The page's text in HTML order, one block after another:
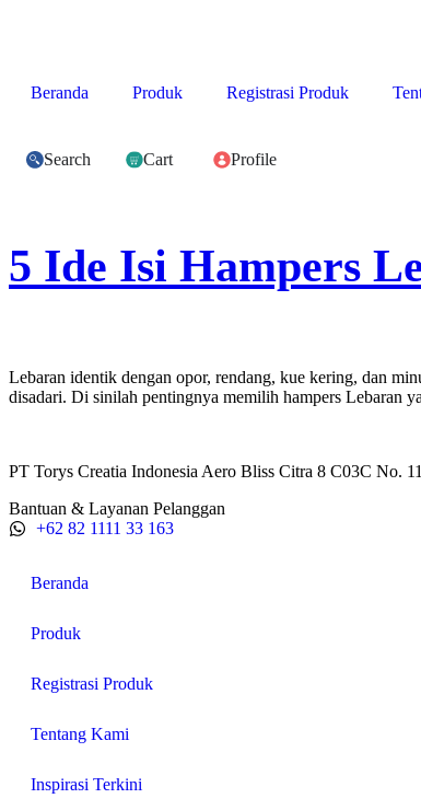
Beranda Produk Registrasi Produk
Search Cart Profile
5 Ide Isi Hampers
Lebaran identik dengan opor, rendang, kue kering, dan
disadari. Di sinilah pentingnya memilih hampers Lebaran
PT Torys Creatia Indonesia Aero Bliss Citra 8 C03C No.
Bantuan & Layanan Pelanggan
+62 82 1111 33 163
Beranda
Produk
Registrasi Produk
Tentang Kami
Inspirasi Terkini